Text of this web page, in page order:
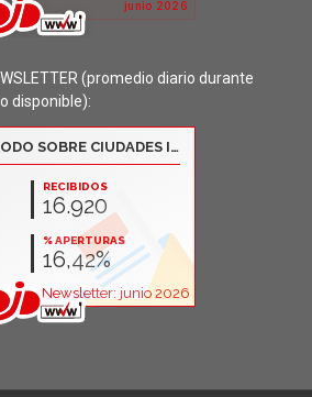
(promedio diario durante
disponible):